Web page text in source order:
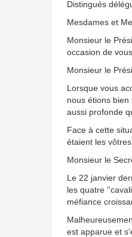
Distingués
Mesdames et
Monsieur le
occasion de
Monsieur le
Lorsque vous
nous étions
aussi profonde
Face à cette
étaient les
Monsieur le
Le 22 janvier
les quatre
méfiance
est apparue et